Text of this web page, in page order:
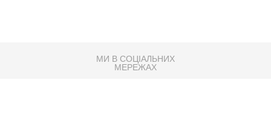
МИ В СОЦІАЛЬНИХ
МЕРЕЖАХ